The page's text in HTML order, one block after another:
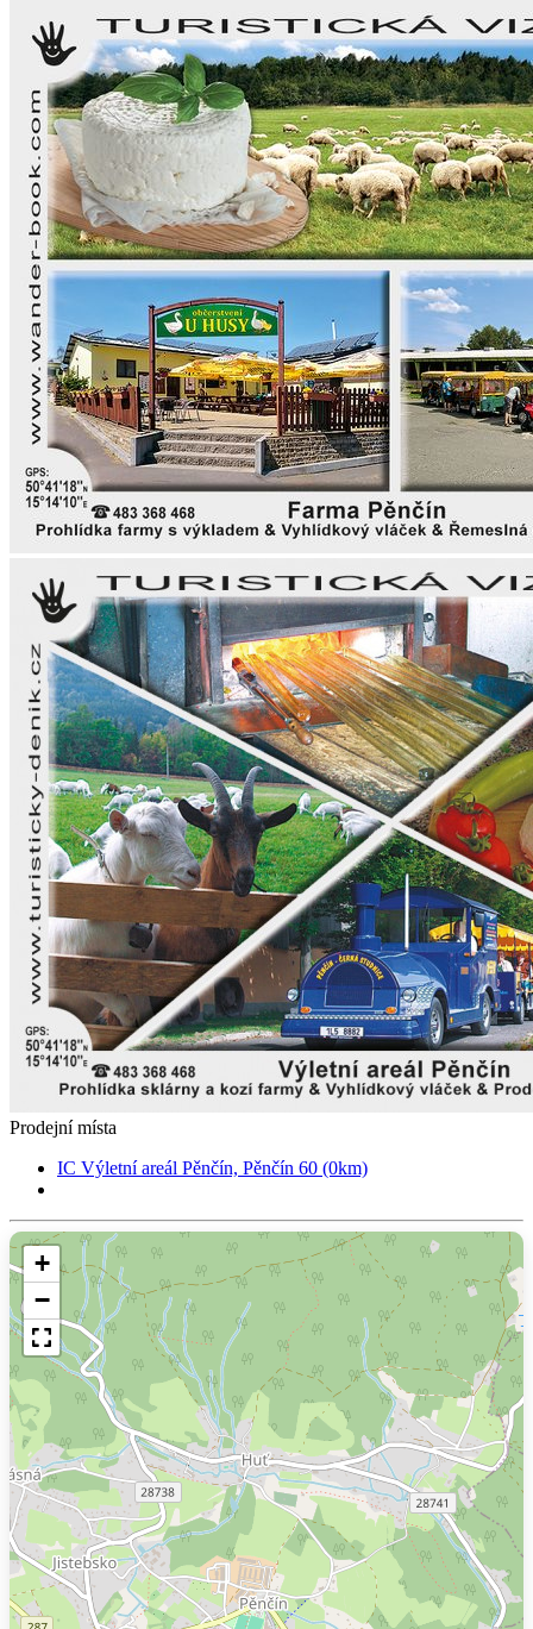
Prodejní místa
IC Výletní areál Pěnčín, Pěnčín 60 (0km)
+
−